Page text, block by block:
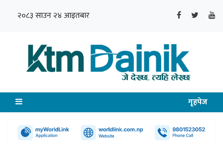
२०८३ साउन २४ आइतबार
गृहपेज